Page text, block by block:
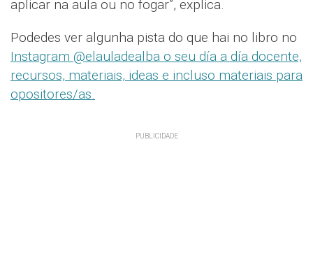
aplicar na aula ou no fogar”, explica.
Podedes ver algunha pista do que hai no libro no
Instagram @elauladealba o seu día a día docente,
recursos, materiais, ideas e incluso materiais para
opositores/as.